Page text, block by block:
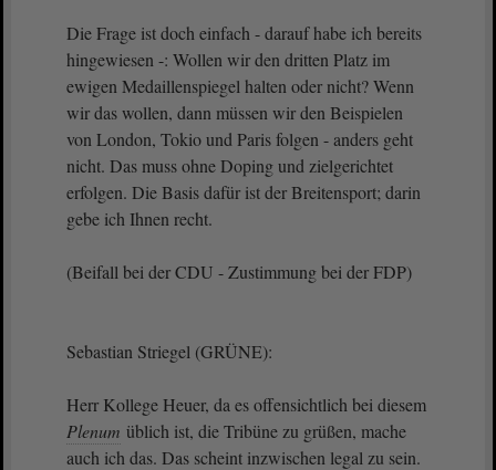
Die Frage ist doch einfach - darauf habe ich bereits
hingewiesen -: Wollen wir den dritten Platz im
ewigen Medaillenspiegel halten oder nicht? Wenn
wir das wollen, dann müssen wir den Beispielen
von London, Tokio und Paris folgen - anders geht
nicht. Das muss ohne Doping und zielgerichtet
erfolgen. Die Basis dafür ist der Breitensport; darin
gebe ich Ihnen recht.
(Beifall bei der CDU - Zustimmung bei der FDP)
Sebastian Striegel (GRÜNE):
Herr Kollege Heuer, da es offensichtlich bei diesem
Plenum üblich ist, die Tribüne zu grüßen, mache
auch ich das. Das scheint inzwischen legal zu sein.